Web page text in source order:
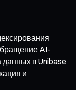
AI-
в Unibase
и